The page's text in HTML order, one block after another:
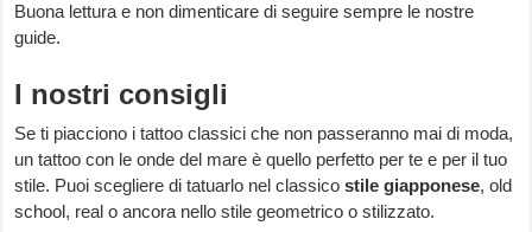
Buona lettura e non dimenticare di seguire sempre le nostre
guide.
I nostri consigli
Se ti piacciono i tattoo classici che non passeranno mai di moda,
un tattoo con le onde del mare è quello perfetto per te e per il tuo
stile. Puoi scegliere di tatuarlo nel classicostile giapponese, old
school, real o ancora nello stile geometrico o stilizzato.